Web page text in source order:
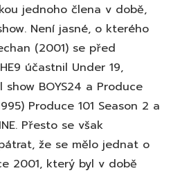
jednoho člena v době,
Není jasné, o kterého
(2001) se před
účastnil Under 19,
BOYS24 a Produce
Produce 101 Season 2 a
Přesto se však
že se mělo jednat o
2001, který byl v době